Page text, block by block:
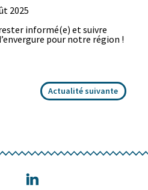
2025
informé(e) et suivre
pour notre région !
Actualité suivante